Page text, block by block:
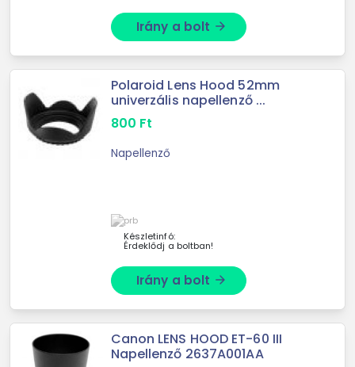
Irány a bolt arrow_forward
Polaroid Lens Hood 52mm
univerzális napellenző ...
800 Ft
Napellenző
Készletinfó:
Érdeklődj a boltban!
Irány a bolt arrow_forward
Canon LENS HOOD ET-60 III
Napellenző 2637A001AA